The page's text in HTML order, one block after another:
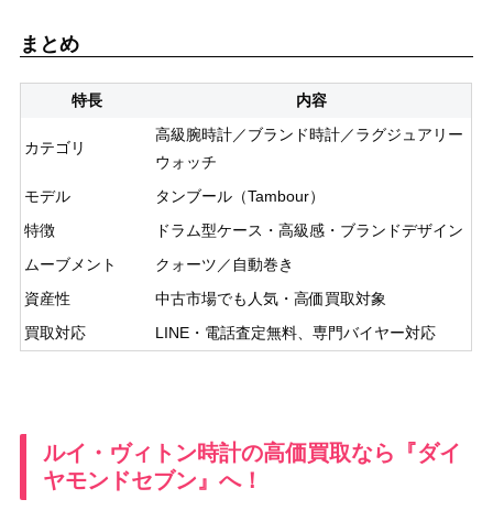
まとめ
特長 内容
カテゴリ
高級腕時計／ブランド時計／ラグジュアリー
ウォッチ
モデル
タンブール（Tambour）
特徴
ドラム型ケース・高級感・ブランドデザイン
ムーブメント
クォーツ／自動巻き
資産性
中古市場でも人気・高価買取対象
買取対応
LINE・電話査定無料、専門バイヤー対応
ルイ・ヴィトン時計の高価買取なら『ダイ
ヤモンドセブン』へ！